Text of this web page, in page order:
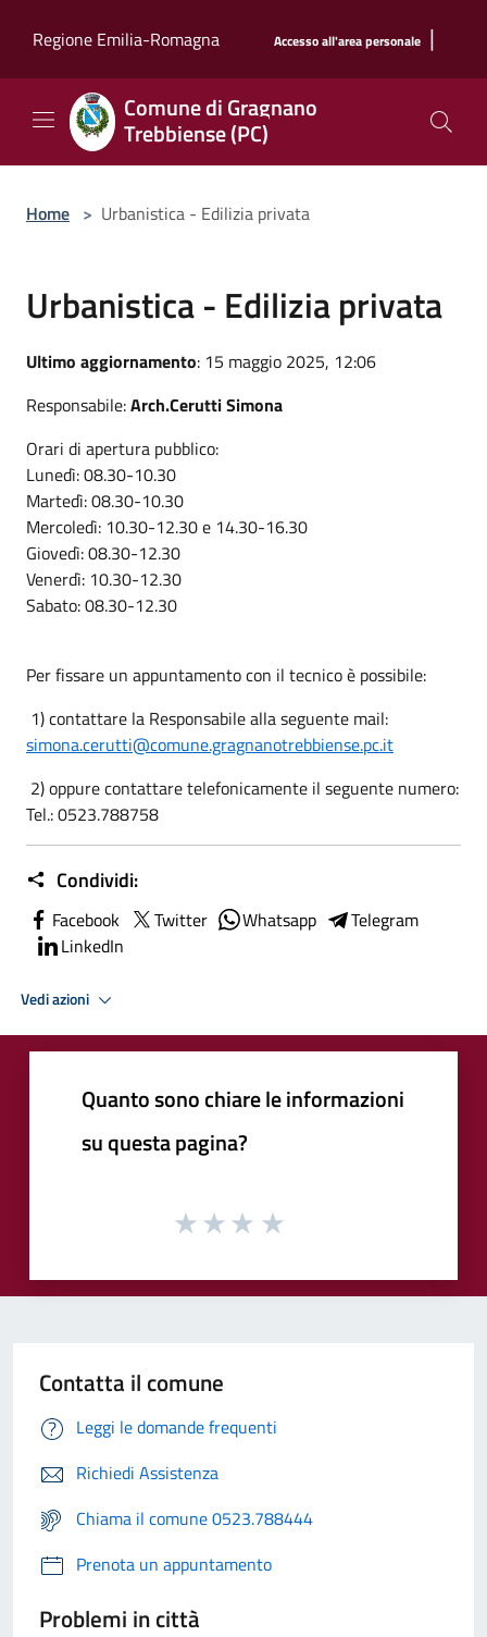
Regione Emilia-Romagna
Accesso all'area personale |
Comune di Gragnano
Trebbiense (PC)
Home > Urbanistica - Edilizia privata
Urbanistica - Edilizia privata
Ultimo aggiornamento: 15 maggio 2025, 12:06
Responsabile:Arch.Cerutti Simona
Orari di apertura pubblico:
Lunedì: 08.30-10.30
Martedì: 08.30-10.30
Mercoledì: 10.30-12.30 e 14.30-16.30
Giovedì: 08.30-12.30
Venerdì: 10.30-12.30
Sabato: 08.30-12.30
Per fissare un appuntamento con il tecnico è possibile:
1) contattare la Responsabile alla seguente mail:
simona.cerutti@comune.gragnanotrebbiense.pc.it
2) oppure contattare telefonicamente il seguente numero:
Tel.: 0523.788758
Condividi:
Facebook Twitter Whatsapp
Telegram
LinkedIn
Vedi azioni
Quanto sono chiare le informazioni
su questa pagina?
Contatta il comune
Leggi le domande frequenti
Richiedi Assistenza
Chiama il comune 0523.788444
Prenota un appuntamento
Problemi in città